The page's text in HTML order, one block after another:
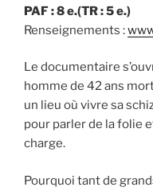
PAF : 8 e.(TR : 5 e.)
Renseignements :
Le documentaire
homme de 42 ans
un lieu où vivre sa
pour parler de la folie
charge.
Pourquoi tant de